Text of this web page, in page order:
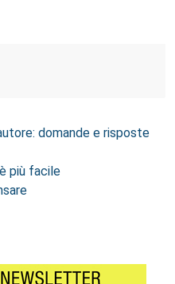
domande e risposte
più facile